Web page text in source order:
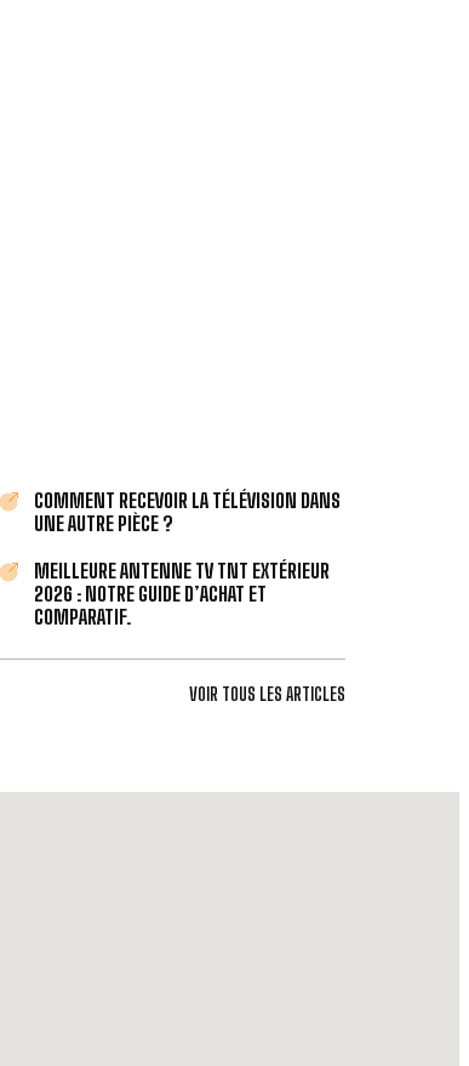
COMMENT RECEVOIR LA TÉLÉVISION DANS
UNE AUTRE PIÈCE ?
MEILLEURE ANTENNE TV TNT EXTÉRIEUR
2026 : NOTRE GUIDE D’ACHAT ET
COMPARATIF.
VOIR TOUS LES ARTICLES